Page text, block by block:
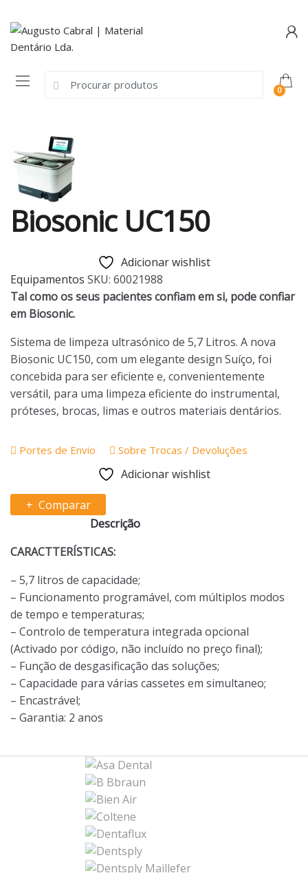
navigation
content
Search
0
Biosonic UC150
Adicionar wishlist
Equipamentos SKU: 60021988
Tal como os seus pacientes confiam em si, pode confiar
em Biosonic.
Sistema de limpeza ultrasónico de 5,7 Litros. A nova
Biosonic UC150, com um elegante design Suíço, foi
concebida para ser eficiente e, convenientemente
versátil, para uma limpeza eficiente do instrumental,
próteses, brocas, limas e outros materiais dentários.
Portes de Envio Sobre Trocas / Devoluções
Adicionar wishlist
Comparar
Descrição
CARACTTERÍSTICAS:
– 5,7 litros de capacidade;
– Funcionamento programável, com múltiplos modos
de tempo e temperaturas;
– Controlo de temperatura integrada opcional
(Activado por código, não incluído no preço final);
– Função de desgasificação das soluções;
– Capacidade para várias cassetes em simultaneo;
– Encastrável;
– Garantia: 2 anos